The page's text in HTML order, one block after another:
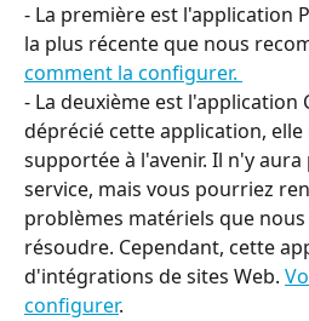
- La première est l'application
la plus récente que nous
comment la configurer.
- La deuxième est l'application
déprécié cette application, elle
supportée à l'avenir. Il n'y
service, mais vous pourriez
problèmes matériels que
résoudre. Cependant, cette
d'intégrations de sites Web.
configurer.